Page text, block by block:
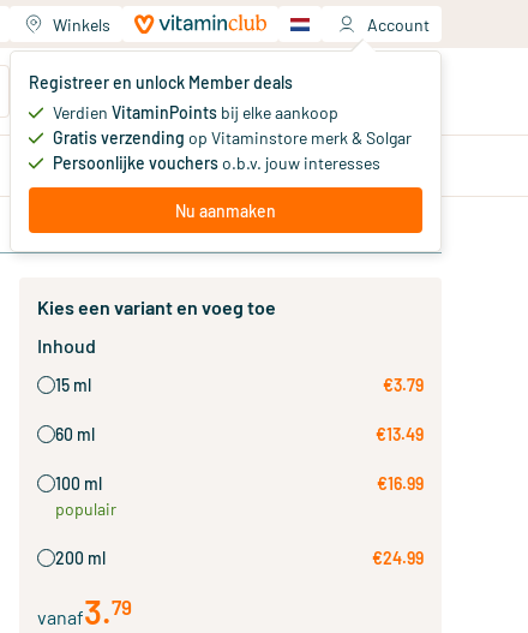
Winkels Account
Registreer en unlock Member deals
Verdien VitaminPoints bij elke aankoop
Gratis verzending op Vitaminstore merk & Solgar
Persoonlijke voucherso.b.v. jouw interesses
Nu aanmaken
Jouw winkelwagen
Je hebt nog geen producten
Aanbiedingen Memberdeals
Kies een variant en voeg toe
Inhoud
15 ml €3.79
60 ml €13.49
100 ml
populair
€16.99
200 ml €24.99
vanaf3.79